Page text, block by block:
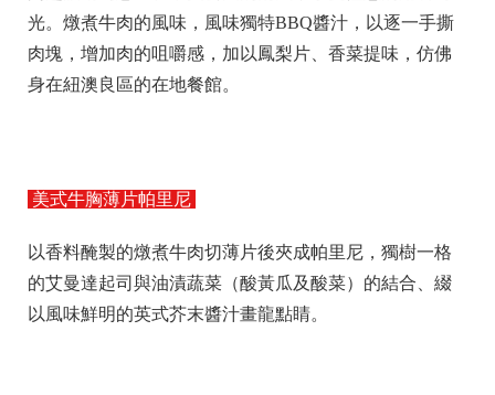
光。燉煮牛肉的風味，風味獨特BBQ醬汁，以逐一手撕
肉塊，增加肉的咀嚼感，加以鳳梨片、香菜提味，仿佛
身在紐澳良區的在地餐館。
美式牛胸薄片帕里尼
以香料醃製的燉煮牛肉切薄片後夾成帕里尼，獨樹一格
的艾曼達起司與油漬蔬菜（酸黃瓜及酸菜）的結合、綴
以風味鮮明的英式芥末醬汁畫龍點睛。